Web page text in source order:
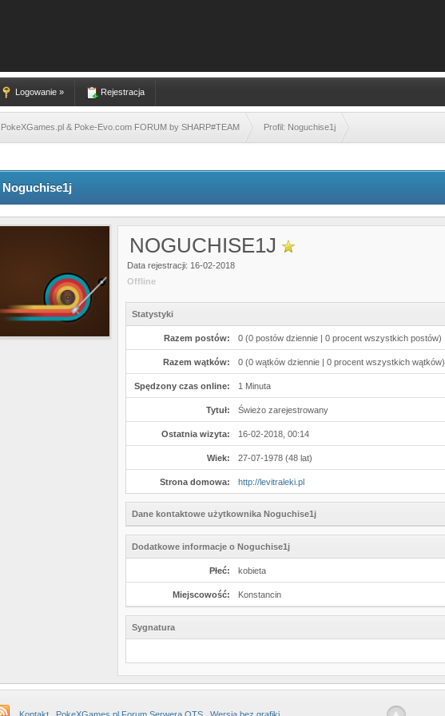
Logowanie » Rejestracja
PokeXGames.pl & Poke-Evo.com FORUM by SHARP#TEAM Profil: Noguchise1j
Noguchise1j
NOGUCHISE1J
Data rejestracji: 16-02-2018
Offline
Statystyki
Razem postów: 0 (0 postów dziennie | 0 procent wszystkich postów)
Razem wątków: 0 (0 wątków dziennie | 0 procent wszystkich wątków)
Spędzony czas online: 1 Minuta
Tytuł: Świeżo zarejestrowany
Ostatnia wizyta: 16-02-2018, 00:14
Wiek: 27-07-1978 (48 lat)
Strona domowa: http://levitraleki.pl
Dane kontaktowe użytkownika Noguchise1j
Dodatkowe informacje o Noguchise1j
Płeć: kobieta
Miejscowość: Konstancin
Sygnatura